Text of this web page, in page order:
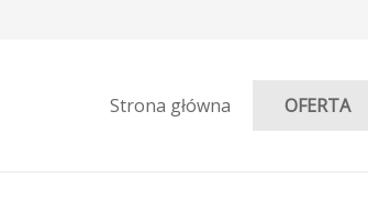
Strona główna OFERTA